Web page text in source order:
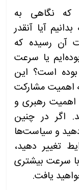
که نگاهی به
آیا آنقدر
آن رسیده که
یا سرعت
بوده است؟ این
اهمیت مشارکت
اهمیت رهبری و
اگر در چنین
و سیاست‌ها
تغییر دهید،
سرعت بیشتری
یافت.